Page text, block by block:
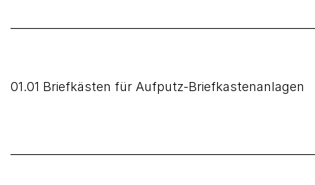
01.01 Briefkästen für Aufputz-Briefkastenanlagen